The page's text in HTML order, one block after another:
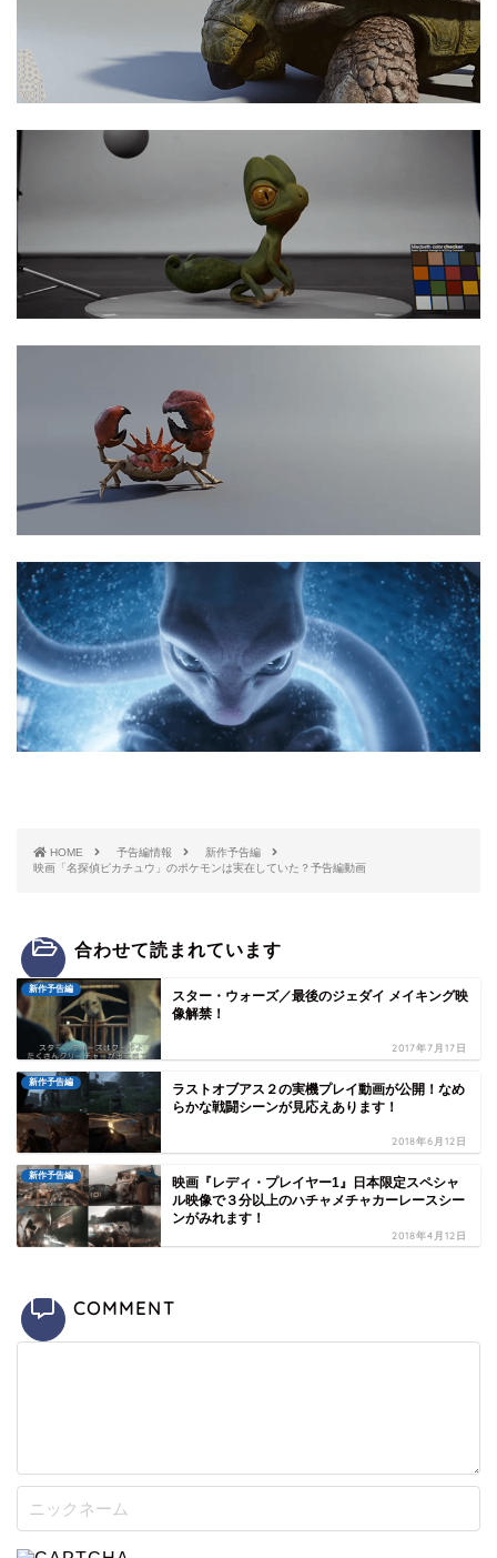
HOME 予告編情報
新作予告編
映画「名探偵ピカチュウ」のポケモンは実在していた？予告編動画
合わせて読まれています
新作予告編
スター・ウォーズ／最後のジェダイ メイキング映
像解禁！
2017年7月17日
新作予告編
ラストオブアス２の実機プレイ動画が公開！なめ
らかな戦闘シーンが見応えあります！
2018年6月12日
新作予告編
映画『レディ・プレイヤー1』日本限定スペシャ
ル映像で３分以上のハチャメチャカーレースシー
ンがみれます！
2018年4月12日
COMMENT